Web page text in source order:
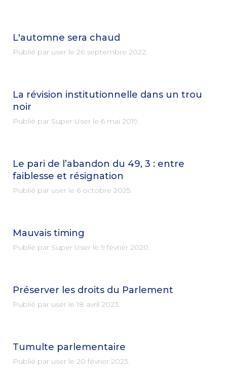
L'automne sera chaud
Publié par user le 26 septembre 2022.
La révision institutionnelle dans un trou
noir
Publié par Super User le 6 mai 2019.
Le pari de l’abandon du 49, 3 : entre
faiblesse et résignation
Publié par user le 6 octobre 2025.
Mauvais timing
Publié par Super User le 9 février 2020.
Préserver les droits du Parlement
Publié par user le 18 avril 2023.
Tumulte parlementaire
Publié par user le 20 février 2023.